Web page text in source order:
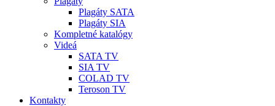
Plagáty SATA
Plagáty SIA
Kompletné katalógy
Videá
SATA TV
SIA TV
COLAD TV
Teroson TV
Kontakty